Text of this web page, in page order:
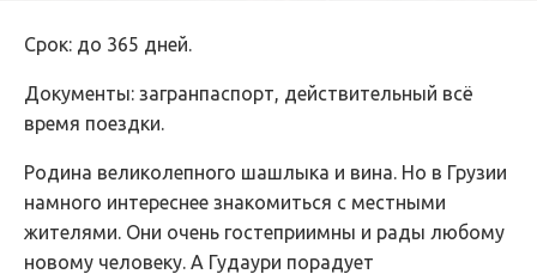
Срок: до 365 дней.
Документы: загранпаспорт, действительный всё
время поездки.
Родина великолепного шашлыка и вина. Но в Грузии
намного интереснее знакомиться с местными
жителями. Они очень гостеприимны и рады любому
новому человеку. А Гудаури порадует